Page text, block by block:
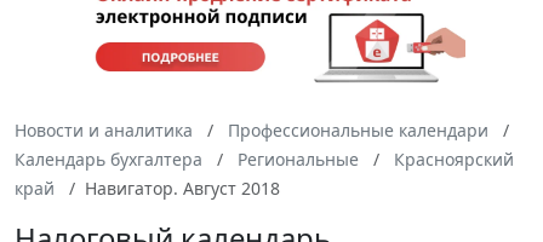
Новости и аналитика
Профессиональные календари
Календарь бухгалтера
Региональные
Красноярский
край
Навигатор. Август 2018